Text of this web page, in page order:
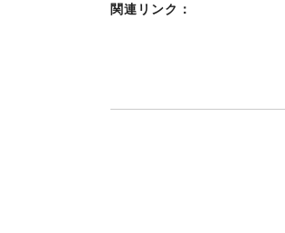
関連リンク：